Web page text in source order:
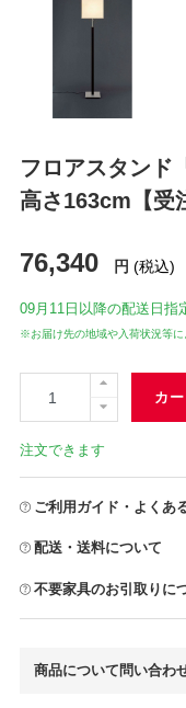
フロアスタンド
高さ163cm【受
76,340 円 (税込)
09月11日 以降の配送日指
※お届け先の地域や入荷状況等
カ
注文できます
ご利用ガイド・よくあ
配送・送料について
不要家具のお引取りに
商品について問い合わ